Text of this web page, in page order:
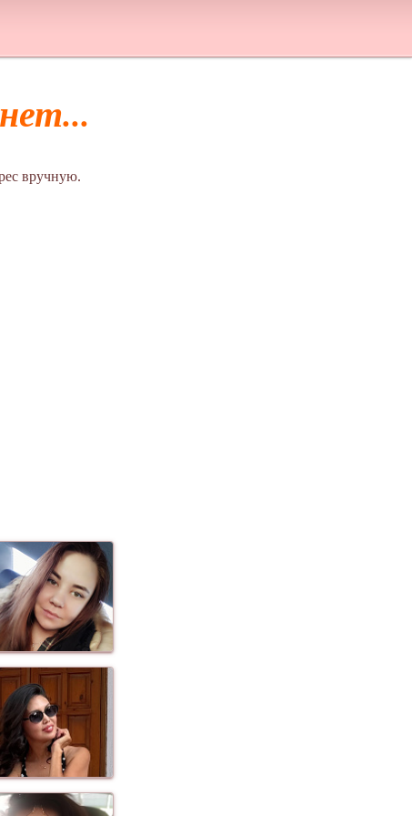
вручную.